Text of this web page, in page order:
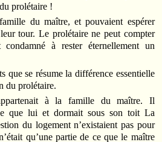
prolétaire !
du maître, et pouvaient espérer
tour. Le prolétaire ne peut compter
à rester éternellement un
que se résume la différence essentielle
du prolétaire.
à la famille du maître. Il
que lui et dormait sous son toit La
du logement n’existaient pas pour
qu’une partie de ce que le maître